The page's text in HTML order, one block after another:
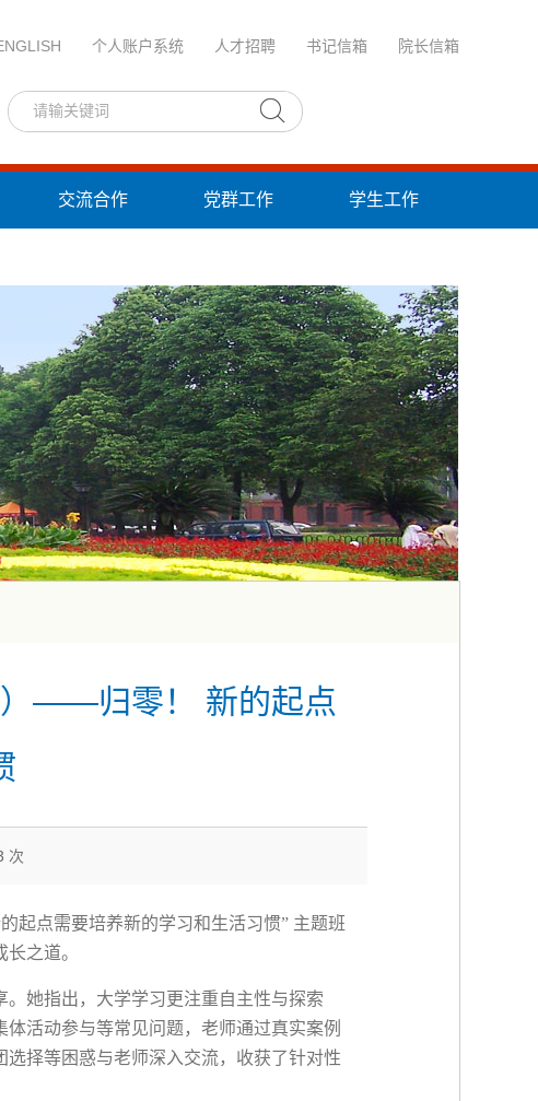
个人账户系统 人才招聘 书记信箱 院长信箱
交流合作 党群工作 学生工作
）——归零！ 新的起点
次
起点需要培养新的学习和生活习惯” 主题班
之道。
她指出，大学学习更注重自主性与探索
活动参与等常见问题，老师通过真实案例
择等困惑与老师深入交流，收获了针对性